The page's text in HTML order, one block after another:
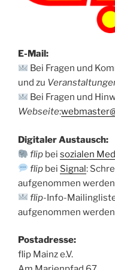
E-Mail:
Bei Fragen und
und zu
Bei Fragen und
Webseite:
Digitaler Austausch:
flip beisozialen
flip bei Signal:
aufgenommen
flip-Info-
aufgenommen
Postadresse:
flip Mainz e.V.